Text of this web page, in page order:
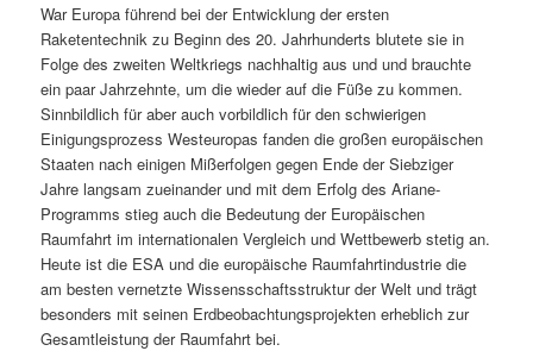
h
a
l
t
s
p
r
I
n
h
a
l
t
s
War Europa führend bei der Entwicklung der ersten
Raketentechnik zu Beginn des 20. Jahrhunderts blutete sie in
Folge des zweiten Weltkriegs nachhaltig aus und und brauchte
ein paar Jahrzehnte, um die wieder auf die Füße zu kommen.
Sinnbildlich für aber auch vorbildlich für den schwierigen
Einigungsprozess Westeuropas fanden die großen europäischen
Staaten nach einigen Mißerfolgen gegen Ende der Siebziger
Jahre langsam zueinander und mit dem Erfolg des Ariane-
Programms stieg auch die Bedeutung der Europäischen
Raumfahrt im internationalen Vergleich und Wettbewerb stetig an.
Heute ist die ESA und die europäische Raumfahrtindustrie die
am besten vernetzte Wissensschaftsstruktur der Welt und trägt
besonders mit seinen Erdbeobachtungsprojekten erheblich zur
Gesamtleistung der Raumfahrt bei.